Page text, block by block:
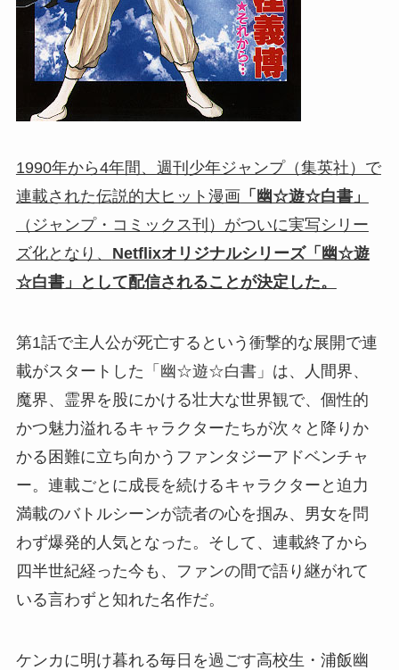
1990年から4年間、週刊少年ジャンプ（集英社）で
連載された伝説的大ヒット漫画 「幽☆遊☆白書」
（ジャンプ・コミックス刊）がついに実写シリー
ズ化となり、 Netflixオリジナルシリーズ「幽☆遊
☆白書」として配信されることが決定した。
第1話で主人公が死亡するという衝撃的な展開で連
載がスタートした「幽☆遊☆白書」は、人間界、
魔界、霊界を股にかける壮大な世界観で、個性的
かつ魅力溢れるキャラクターたちが次々と降りか
かる困難に立ち向かうファンタジーアドベンチャ
ー。連載ごとに成長を続けるキャラクターと迫力
満載のバトルシーンが読者の心を掴み、男女を問
わず爆発的人気となった。そして、連載終了から
四半世紀経った今も、ファンの間で語り継がれて
いる言わずと知れた名作だ。
ケンカに明け暮れる毎日を過ごす高校生・浦飯幽